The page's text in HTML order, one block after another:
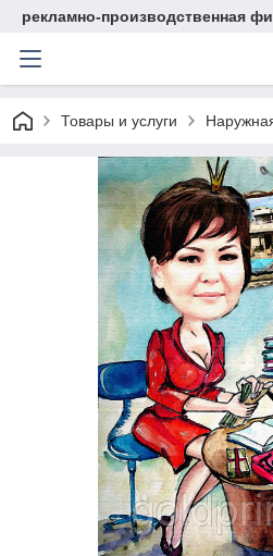
рекламно-производственная
Товары и услуги